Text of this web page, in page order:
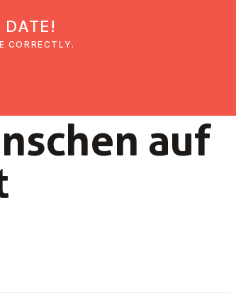
Veranstaltungen
auf
CORRECTLY.